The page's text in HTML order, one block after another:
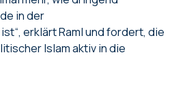
in der
erklärt Raml und fordert, die
Islam aktiv in die